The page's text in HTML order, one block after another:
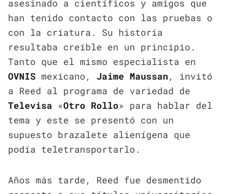
asesinado a científicos y amigos que
han tenido contacto con las pruebas o
con la criatura. Su historia
resultaba creíble en un principio.
Tanto que el mismo especialista en
OVNIS mexicano, Jaime Maussan , invitó
a Reed al programa de variedad de
Televisa «Otro Rollo» para hablar del
tema y este se presentó con un
supuesto brazalete alienígena que
podía teletransportarlo.
Años más tarde, Reed fue desmentido